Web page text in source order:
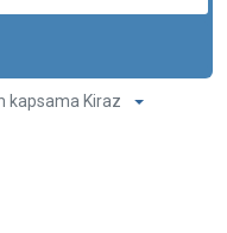
kapsama Kiraz